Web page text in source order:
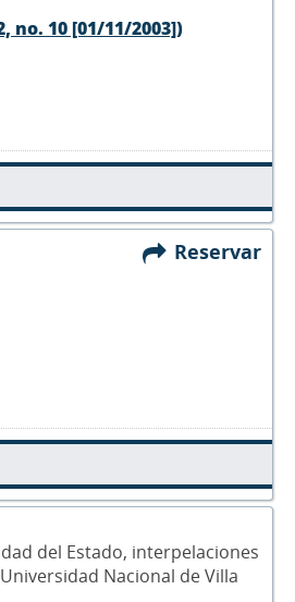
no. 10 [01/11/2003])
Reservar
del Estado, interpelaciones
Nacional de Villa